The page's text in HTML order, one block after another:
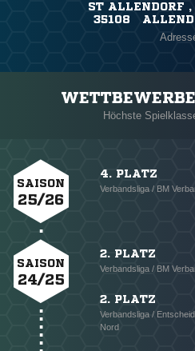
ST ALLENDORF
35108
Höchste
SAISON
25/26
4. PLATZ
Verbandsliga / BM
SAISON
24/25
2. PLATZ
Verbandsliga / BM
2. PLATZ
Verbandsliga /
Nord